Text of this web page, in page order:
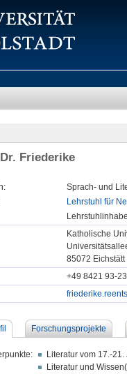
Friederike
Sprach- und
Lehrstuhl für
Katholische
85072 Eichstätt
+49 8421 93-
Forschungsprojekte
Literatur vom 17.-
Literatur und